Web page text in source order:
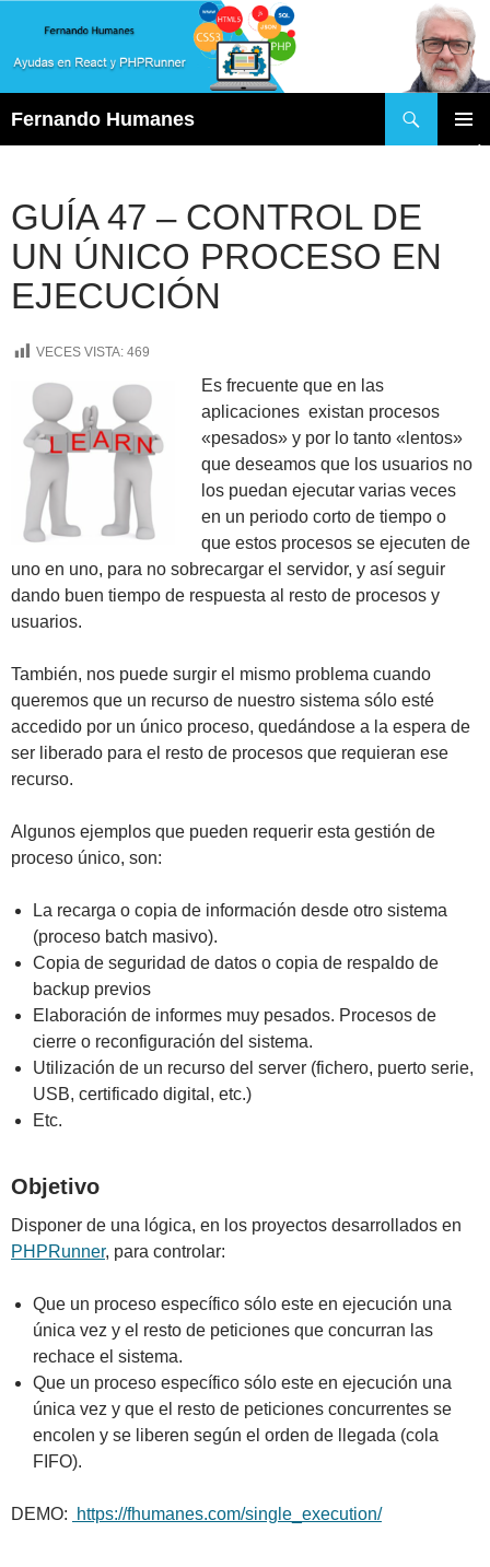
Fernando Humanes
GUÍA 47 – CONTROL DE
UN ÚNICO PROCESO EN
EJECUCIÓN
VECES VISTA: 469
Es frecuente que en las
aplicaciones existan procesos
«pesados» y por lo tanto «lentos»
que deseamos que los usuarios no
los puedan ejecutar varias veces
en un periodo corto de tiempo o
que estos procesos se ejecuten de
uno en uno, para no sobrecargar el servidor, y así seguir
dando buen tiempo de respuesta al resto de procesos y
usuarios.
También, nos puede surgir el mismo problema cuando
queremos que un recurso de nuestro sistema sólo esté
accedido por un único proceso, quedándose a la espera de
ser liberado para el resto de procesos que requieran ese
recurso.
Algunos ejemplos que pueden requerir esta gestión de
proceso único, son:
La recarga o copia de información desde otro sistema
(proceso batch masivo).
Copia de seguridad de datos o copia de respaldo de
backup previos
Elaboración de informes muy pesados. Procesos de
cierre o reconfiguración del sistema.
Utilización de un recurso del server (fichero, puerto serie,
USB, certificado digital, etc.)
Etc.
Objetivo
Disponer de una lógica, en los proyectos desarrollados en
PHPRunner, para controlar:
Que un proceso específico sólo este en ejecución una
única vez y el resto de peticiones que concurran las
rechace el sistema.
Que un proceso específico sólo este en ejecución una
única vez y que el resto de peticiones concurrentes se
encolen y se liberen según el orden de llegada (cola
FIFO).
DEMO: https://fhumanes.com/single_execution/